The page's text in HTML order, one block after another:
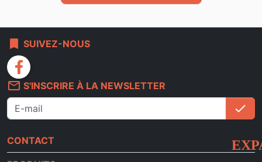
bookmark SUIVEZ-NOUS
facebook
mail_outline S'INSCRIRE À LA NEWSLETTER
check
CONTACT